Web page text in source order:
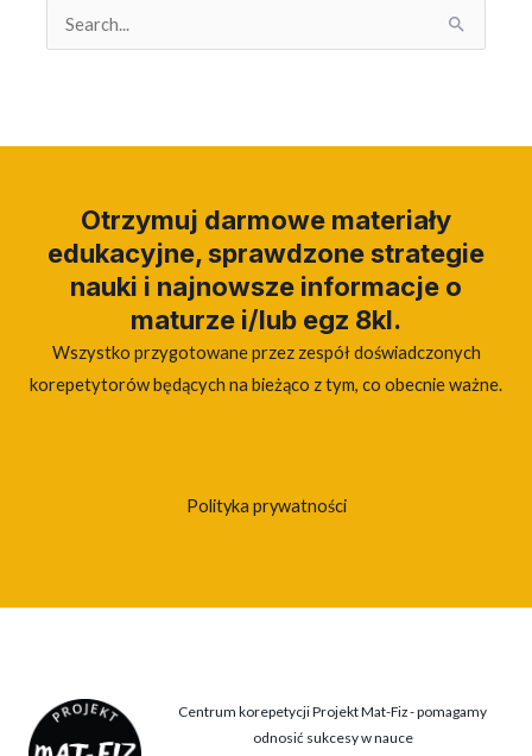
Search
Otrzymuj darmowe materiały
edukacyjne, sprawdzone strategie
nauki i najnowsze informacje o
maturze i/lub egz 8kl.
Wszystko przygotowane przez zespół doświadczonych
korepetytorów będących na bieżąco z tym, co obecnie ważne.
Polityka prywatności
Centrum korepetycji Projekt Mat-Fiz - pomagamy
odnosić sukcesy w nauce